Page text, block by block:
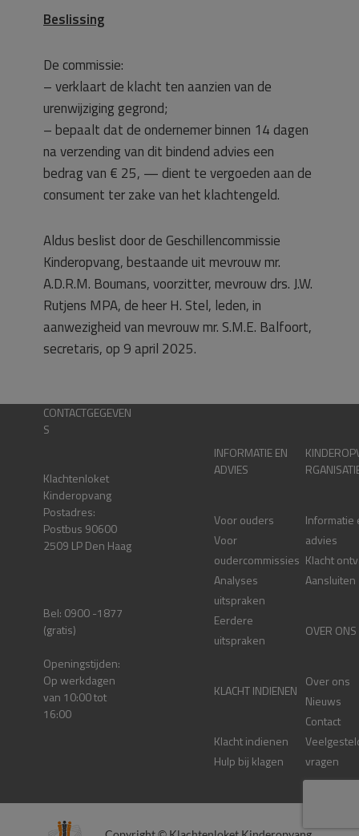
Beslissing
De commissie:
– verklaart de klacht ten aanzien van de
urenwijziging gegrond;
– bepaalt dat de ondernemer binnen 14 dagen
na verzending van dit bindend advies een
bedrag van € 25, — dient te vergoeden aan de
consument ter zake van het klachtengeld.
Aldus beslist door de Geschillencommissie
Kinderopvang, bestaande uit mevrouw mr.
A.D.R.M. Boumans, voorzitter, mevrouw drs. J.W.
Rutjens MPA, de heer H. Stel, leden, in
aanwezigheid van mevrouw mr. S.M.E. Balfoort,
secretaris, op 9 april 2025.
CONTACTGEGEVEN
S
Klachtenloket
Kinderopvang
Postadres:
Postbus 90600
2509 LP Den Haag
Bel: 0900 -1877
(gratis)
Openingstijden:
Op werkdagen
van 10:00 tot
16:00
INFORMATIE EN
ADVIES
Voor ouders
Voor
oudercommissies
Analyses
uitspraken
Eerdere
uitspraken
KLACHT INDIENEN
Klacht indienen
Hulp bij klagen
Informatie
advies
Klacht
Aansluiten
OVER ONS
Over ons
Nieuws
Contact
vragen